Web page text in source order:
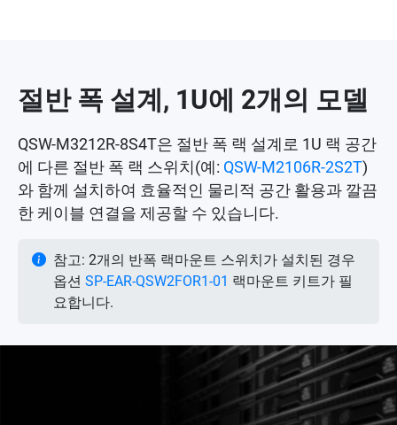
절반 폭 설계, 1U에 2개의 모델
QSW-M3212R-8S4T은 절반 폭 랙 설계로 1U 랙 공간
에 다른 절반 폭 랙 스위치(예: QSW-M2106R-2S2T)
와 함께 설치하여 효율적인 물리적 공간 활용과 깔끔
한 케이블 연결을 제공할 수 있습니다.
참고: 2개의 반폭 랙마운트 스위치가 설치된 경우
옵션 SP-EAR-QSW2FOR1-01 랙마운트 키트가 필
요합니다.